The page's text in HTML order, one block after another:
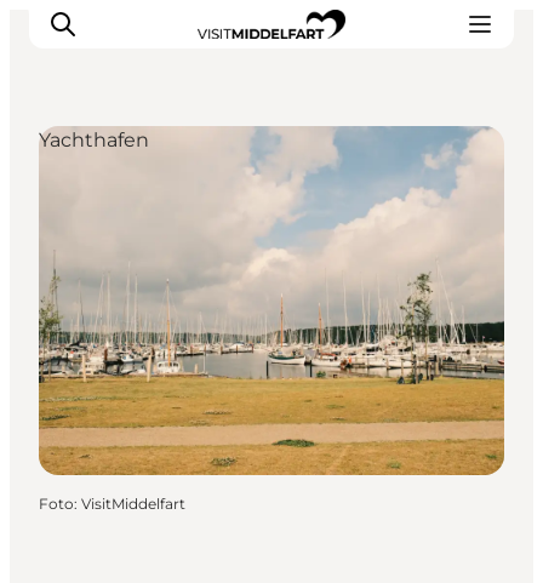
Essen und trinken
Unterkünfte
Veranstaltungen
Erlebnis buchen
Yachthafen
Foto: VisitMiddelfart